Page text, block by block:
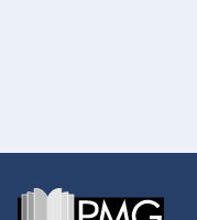
Footer